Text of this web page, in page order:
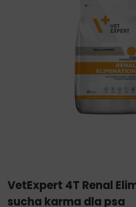
VetExpert 4T Renal
sucha karma dla psa